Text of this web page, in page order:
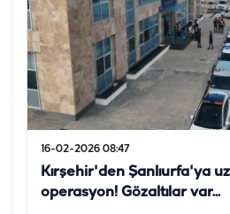
16-02-2026 08:47
Kırşehir'den Şanlıurfa'ya
operasyon! Gözaltılar var...